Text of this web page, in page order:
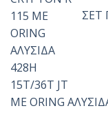
ΣΕΤ
ΜΕ ORING